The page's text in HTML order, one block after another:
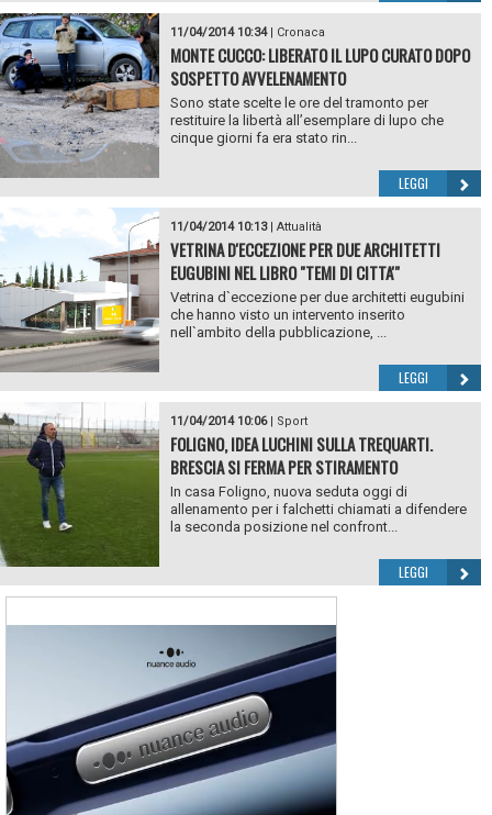
11/04/2014 10:34| Cronaca
MONTE CUCCO: LIBERATO IL LUPO CURATO DOPO
SOSPETTO AVVELENAMENTO
Sono state scelte le ore del tramonto per
restituire la libertà all’esemplare di lupo che
cinque giorni fa era stato rin...
LEGGI
11/04/2014 10:13| Attualità
VETRINA D'ECCEZIONE PER DUE ARCHITETTI
EUGUBINI NEL LIBRO "TEMI DI CITTA'"
Vetrina d`eccezione per due architetti eugubini
che hanno visto un intervento inserito
nell`ambito della pubblicazione, ...
LEGGI
11/04/2014 10:06| Sport
FOLIGNO, IDEA LUCHINI SULLA TREQUARTI.
BRESCIA SI FERMA PER STIRAMENTO
In casa Foligno, nuova seduta oggi di
allenamento per i falchetti chiamati a difendere
la seconda posizione nel confront...
LEGGI